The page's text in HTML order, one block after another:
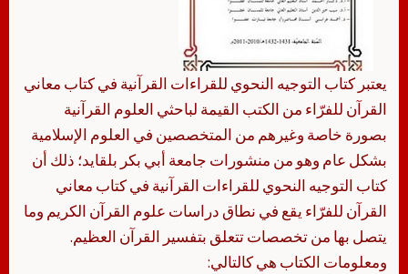
يعتبر كتاب التوجيه النحوي للقراءات القرآنية في كتاب معاني
القرآن للفرّاء من الكتب القيمة لباحثي العلوم القرآنية
بصورة خاصة وغيرهم من المتخصصين في العلوم الإسلامية
بشكل عام وهو من منشورات جامعة أبي بكر بلقايد؛ ذلك أن
كتاب التوجيه النحوي للقراءات القرآنية في كتاب معاني
القرآن للفرّاء يقع في نطاق دراسات علوم القرآن الكريم وما
يتصل بها من تخصصات تتعلق بتفسير القرآن العظيم.
ومعلومات الكتاب هي كالتالي: